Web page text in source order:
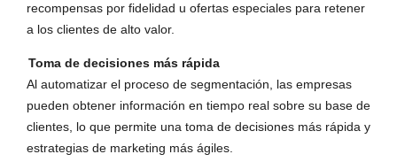
recompensas por fidelidad u ofertas especiales para retener
a los clientes de alto valor.
Toma de decisiones más rápida
Al automatizar el proceso de segmentación, las empresas
pueden obtener información en tiempo real sobre su base de
clientes, lo que permite una toma de decisiones más rápida y
estrategias de marketing más ágiles.